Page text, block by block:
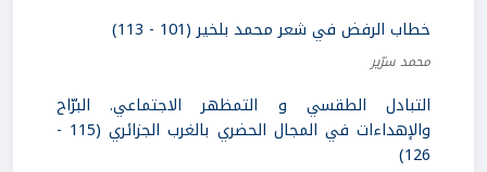
خطاب الرفض في شعر محمد بلخير (101 - 113)
محمد سرّير
التبادل الطقسي و التمظهر الاجتماعي. البرّاح
واﻹهداءات في المجال الحضري بالغرب الجزائري (115 -
126)